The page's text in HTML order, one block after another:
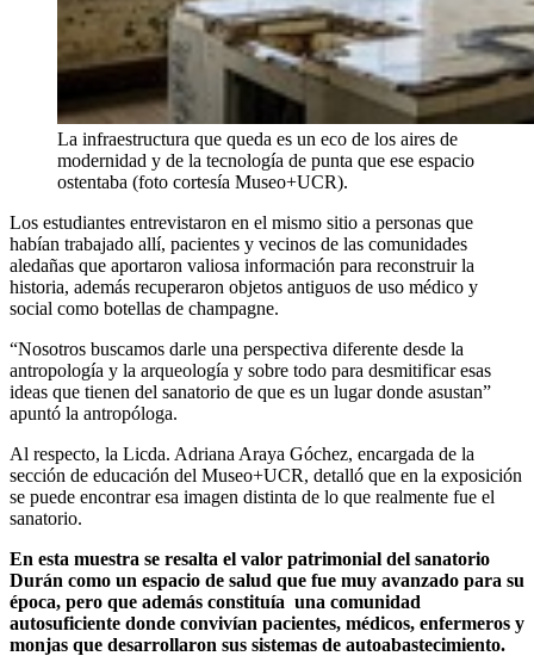
La infraestructura que queda es un eco de los aires de
modernidad y de la tecnología de punta que ese espacio
ostentaba (foto cortesía Museo+UCR).
Los estudiantes entrevistaron en el mismo sitio a personas que
habían trabajado allí, pacientes y vecinos de las comunidades
aledañas que aportaron valiosa información para reconstruir la
historia, además recuperaron objetos antiguos de uso médico y
social como botellas de champagne.
“Nosotros buscamos darle una perspectiva diferente desde la
antropología y la arqueología y sobre todo para desmitificar esas
ideas que tienen del sanatorio de que es un lugar donde asustan”
apuntó la antropóloga.
Al respecto, la Licda. Adriana Araya Góchez, encargada de la
sección de educación del Museo+UCR, detalló que en la exposición
se puede encontrar esa imagen distinta de lo que realmente fue el
sanatorio.
En esta muestra se resalta el valor patrimonial del sanatorio
Durán como un espacio de salud que fue muy avanzado para su
época, pero que además constituía una comunidad
autosuficiente donde convivían pacientes, médicos, enfermeros y
monjas que desarrollaron sus sistemas de autoabastecimiento.